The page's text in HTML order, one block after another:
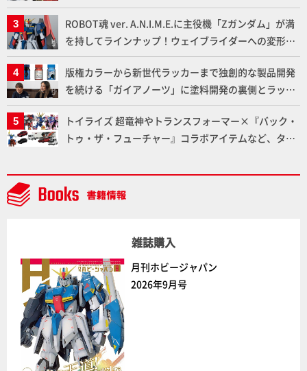
りに!!【試し読み】
ROBOT魂 ver. A.N.I.M.E.に主役機「Zガンダム」が満
を持してラインナップ！ウェイブライダーへの変形、
劇中どおりのプロポーションを再現【機動戦士Zガン
ダム】
版権カラーから新世代ラッカーまで独創的な製品開発
を続ける「ガイアノーツ」に塗料開発の裏側とラッカ
ー塗料の未来についてインタビュー！
トイライズ 超竜神やトランスフォーマー×『バック・
トゥ・ザ・フューチャー』コラボアイテムなど、タカ
NEWITEM】
雑誌購入
月刊ホビージャパン
2026年9月号